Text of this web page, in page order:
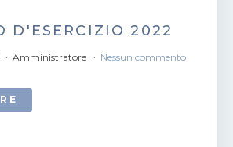
D'ESERCIZIO 2022
Amministratore Nessun commento